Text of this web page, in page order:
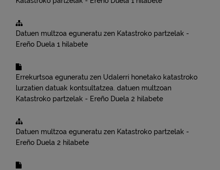
Datuen multzoa eguneratu zen Katastroko partzelak -
Ereño Duela 1 hilabete
Errekurtsoa eguneratu zen Udalerri honetako katastroko
lurzatien datuak kontsultatzea. datuen multzoan
Katastroko partzelak - Ereño Duela 2 hilabete
Datuen multzoa eguneratu zen Katastroko partzelak -
Ereño Duela 2 hilabete